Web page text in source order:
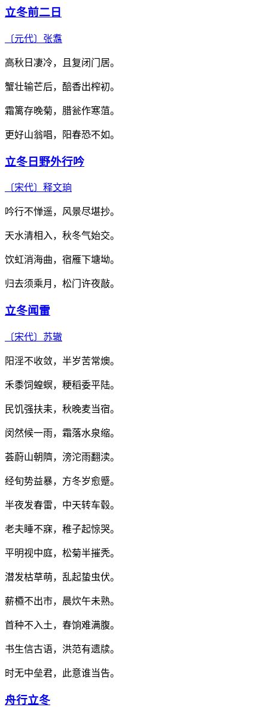
立冬前二日
〔元代〕 张翥
高秋日凄冷，且复闭门居。
蟹壮输芒后，醅香出榨初。
霜篱存晚菊，腊瓮作寒菹。
更好山翁唱，阳春恐不如。
立冬日野外行吟
〔宋代〕 释文珦
吟行不惮遥，风景尽堪抄。
天水清相入，秋冬气始交。
饮虹消海曲，宿雁下塘坳。
归去须乘月，松门许夜敲。
立冬闻雷
〔宋代〕 苏辙
阳淫不收敛，半岁苦常燠。
禾黍饲蝗螟，粳稻委平陆。
民饥强扶耒，秋晚麦当宿。
闵然候一雨，霜落水泉缩。
荟蔚山朝隮，滂沱雨翻渎。
经旬势益暴，方冬岁愈蹙。
半夜发春雷，中天转车毂。
老夫睡不寐，稚子起惊哭。
平明视中庭，松菊半摧秃。
潜发枯草萌，乱起蛰虫伏。
薪槱不出市，晨炊午未熟。
首种不入土，春饷难满腹。
书生信古语，洪范有遗牍。
时无中垒君，此意谁当告。
舟行立冬